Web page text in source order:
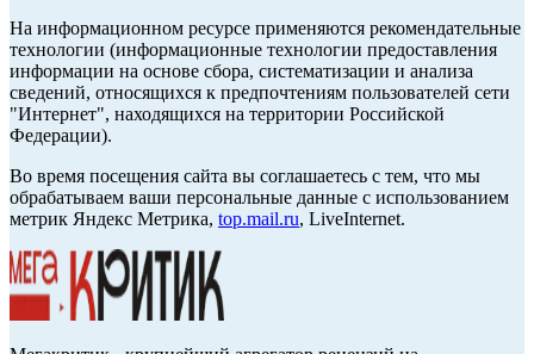
На информационном ресурсе применяются рекомендательные
технологии (информационные технологии предоставления
информации на основе сбора, систематизации и анализа
сведений, относящихся к предпочтениям пользователей сети
"Интернет", находящихся на территории Российской
Федерации).
Во время посещения сайта вы соглашаетесь с тем, что мы
обрабатываем ваши персональные данные с использованием
метрик Яндекс Метрика, top.mail.ru, LiveInternet.